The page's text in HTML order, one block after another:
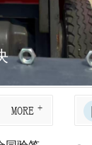
四川“烟火小巷”开巷 成都市已入驻商家门店超675家
四川21市州“食安尖兵”集结成都 这场食品安全演练全程高能
网红蛋糕门店线下竟为电动车行 成都龙泉驿区查实一起“幽灵外卖”
MORE